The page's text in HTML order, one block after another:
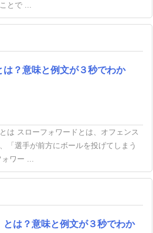
とで ...
は？意味と例文が３秒でわか
は スローフォワードとは、オフェンス
「選手が前方にボールを投げてしまう
ォワー ...
とは？意味と例文が３秒でわか